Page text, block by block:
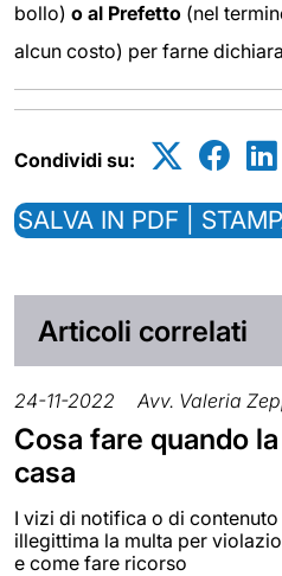
bollo) o al Prefetto (nel
alcun costo) per farne
Condividi su:
SALVA IN PDF |
Articoli correlati
24-11-2022 Avv. Valeria
Cosa fare quando
casa
I vizi di notifica o di
illegittima la multa per
e come fare ricorso